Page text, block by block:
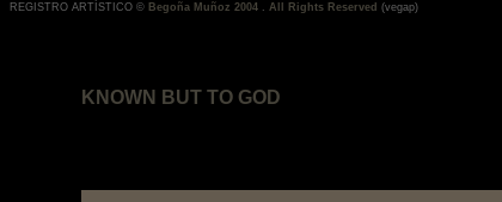
REGISTRO ARTÍSTICO © Begoña Muñoz 2004 . All Rights Reserved (vegap)
KNOWN BUT TO GOD